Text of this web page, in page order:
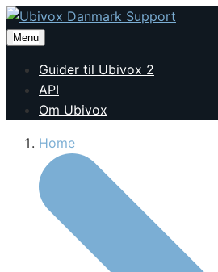
Menu
Guider til Ubivox 2
API
Om Ubivox
Home